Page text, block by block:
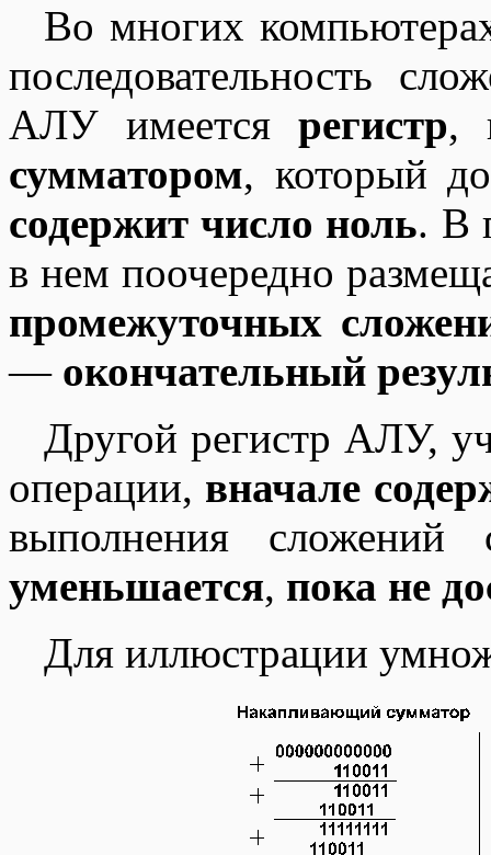
Во многих
последовательность
АЛУ имеется регистр,
сумматором, который
содержит число ноль. В
в нем поочередно
промежуточных
— окончательный
Другой регистр АЛУ,
операции, вначале
выполнения
уменьшается, пока не
Для иллюстрации